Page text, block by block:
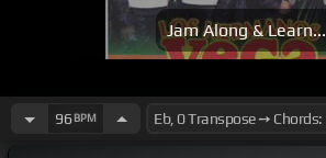
Jam Along & Learn...
96 BPM